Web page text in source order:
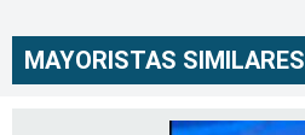
MAYORISTAS SIMILARES